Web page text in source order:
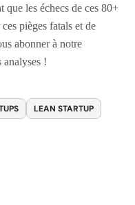
les échecs de ces 80+
pièges fatals et de
abonner à notre
analyses !
LEAN STARTUP